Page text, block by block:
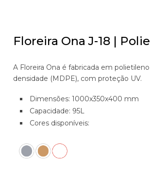
Floreira Ona J-18 |
A Floreira Ona é fabricada em
densidade (MDPE), com proteção UV.
Dimensões: 1000x350x400 mm
Capacidade: 95L
Cores disponíveis: